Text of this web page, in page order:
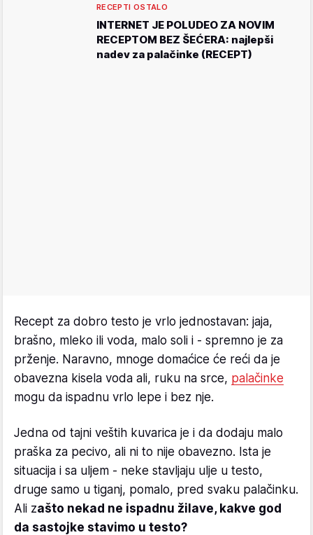
RECEPTI OSTALO
INTERNET JE POLUDEO ZA NOVIM
RECEPTOM BEZ ŠEĆERA: najlepši
nadev za palačinke (RECEPT)
Recept za dobro testo je vrlo jednostavan: jaja,
brašno, mleko ili voda, malo soli i - spremno je za
prženje. Naravno, mnoge domaćice će reći da je
obavezna kisela voda ali, ruku na srce, palačinke
mogu da ispadnu vrlo lepe i bez nje.
Jedna od tajni veštih kuvarica je i da dodaju malo
praška za pecivo, ali ni to nije obavezno. Ista je
situacija i sa uljem - neke stavljaju ulje u testo,
druge samo u tiganj, pomalo, pred svaku palačinku.
Ali zašto nekad ne ispadnu žilave, kakve god
da sastojke stavimo u testo?